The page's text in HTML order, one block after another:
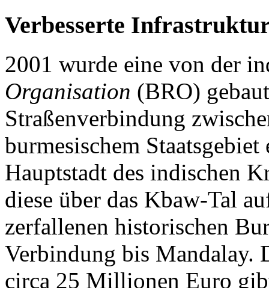
Verbesserte
2001 wurde eine von der
Organisation (BRO)
Straßenverbindung
burmesischem
Hauptstadt des indischen
diese über das Kbaw-Tal
zerfallenen historischen
Verbindung bis Mandalay.
circa 25 Millionen Euro